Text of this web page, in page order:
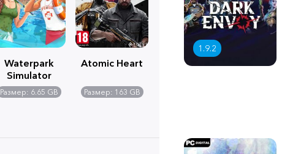
Waterpark
Simulator
Размер: 6.65 GB
Atomic Heart
Размер: 163 GB
1.9.2